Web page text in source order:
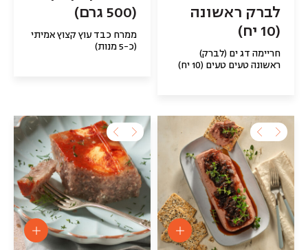
לברק ראשונה
(10 יח)
חריימה דג ים (לברק)
ראשונה טעים טעים (10 יח)
(500 גרם)
ממרח כבד עוץ קצוץ אמיתי
(כ-5 מנות)